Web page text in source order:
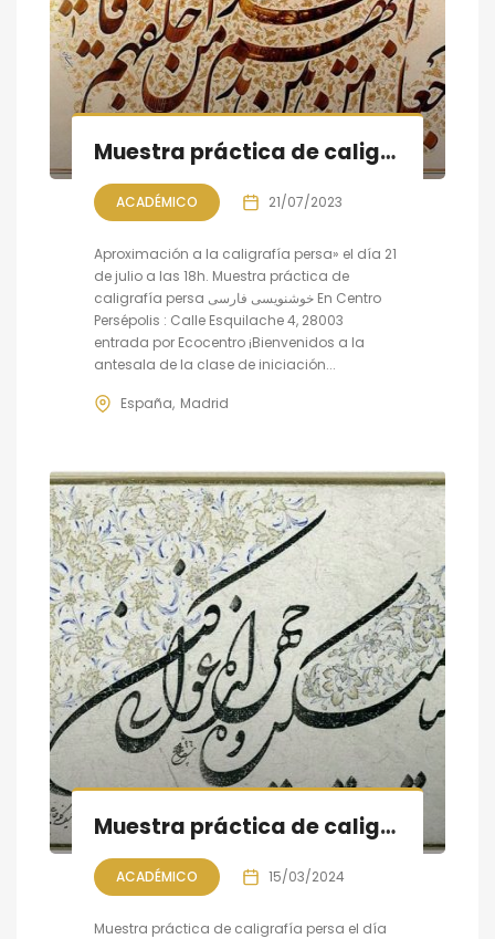
Muestra práctica de caligrafía persa
ACADÉMICO 21/07/2023
Aproximación a la caligrafía persa» el día 21
de julio a las 18h. Muestra práctica de
caligrafía persa خوشنویسی فارسی En Centro
Persépolis : Calle Esquilache 4, 28003
entrada por Ecocentro ¡Bienvenidos a la
antesala de la clase de iniciación...
España Madrid
Muestra práctica de caligrafía persa
ACADÉMICO 15/03/2024
Muestra práctica de caligrafía persa el día